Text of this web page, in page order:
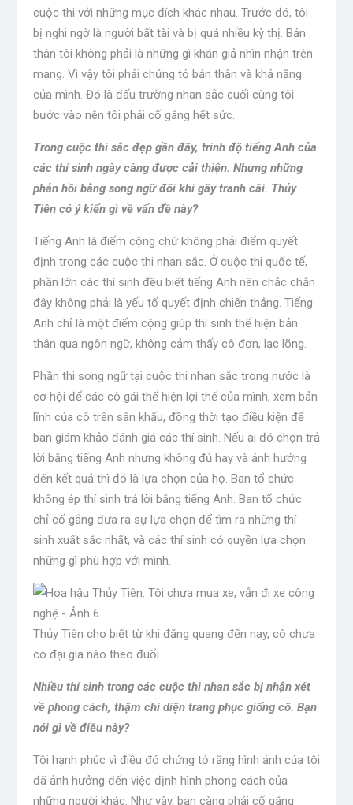
cuộc thi với những mục đích khác nhau. Trước đó, tôi
bị nghi ngờ là người bất tài và bị quá nhiều kỳ thị. Bản
thân tôi không phải là những gì khán giả nhìn nhận trên
mạng. Vì vậy tôi phải chứng tỏ bản thân và khả năng
của mình. Đó là đấu trường nhan sắc cuối cùng tôi
bước vào nên tôi phải cố gắng hết sức.
Trong cuộc thi sắc đẹp gần đây, trình độ tiếng Anh của
các thí sinh ngày càng được cải thiện. Nhưng những
phản hồi bằng song ngữ đôi khi gây tranh cãi. Thủy
Tiên có ý kiến ​​gì về vấn đề này?
Tiếng Anh là điểm cộng chứ không phải điểm quyết
định trong các cuộc thi nhan sắc. Ở cuộc thi quốc tế,
phần lớn các thí sinh đều biết tiếng Anh nên chắc chắn
đây không phải là yếu tố quyết định chiến thắng. Tiếng
Anh chỉ là một điểm cộng giúp thí sinh thể hiện bản
thân qua ngôn ngữ, không cảm thấy cô đơn, lạc lõng.
Phần thi song ngữ tại cuộc thi nhan sắc trong nước là
cơ hội để các cô gái thể hiện lợi thế của mình, xem bản
lĩnh của cô trên sân khấu, đồng thời tạo điều kiện để
ban giám khảo đánh giá các thí sinh. Nếu ai đó chọn trả
lời bằng tiếng Anh nhưng không đủ hay và ảnh hưởng
đến kết quả thì đó là lựa chọn của họ. Ban tổ chức
không ép thí sinh trả lời bằng tiếng Anh. Ban tổ chức
chỉ cố gắng đưa ra sự lựa chọn để tìm ra những thí
sinh xuất sắc nhất, và các thí sinh có quyền lựa chọn
những gì phù hợp với mình.
Thủy Tiên cho biết từ khi đăng quang đến nay, cô chưa
có đại gia nào theo đuổi.
Nhiều thí sinh trong các cuộc thi nhan sắc bị nhận xét
về phong cách, thậm chí diện trang phục giống cô. Bạn
nói gì về điều này?
Tôi hạnh phúc vì điều đó chứng tỏ rằng hình ảnh của tôi
đã ảnh hưởng đến việc định hình phong cách của
những người khác. Như vậy, bạn càng phải cố gắng